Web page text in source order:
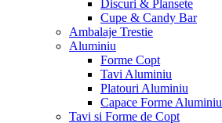
Discuri & Plansete
Cupe & Candy Bar
Ambalaje Trestie
Aluminiu
Forme Copt
Tavi Aluminiu
Platouri Aluminiu
Capace Forme Aluminiu
Tavi si Forme de Copt